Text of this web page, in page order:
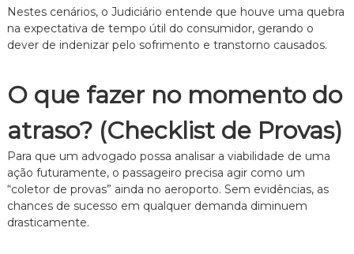
Nestes cenários, o Judiciário entende que houve uma quebra
na expectativa de tempo útil do consumidor, gerando o
dever de indenizar pelo sofrimento e transtorno causados.
O que fazer no momento do
atraso? (Checklist de Provas)
Para que um advogado possa analisar a viabilidade de uma
ação futuramente, o passageiro precisa agir como um
“coletor de provas” ainda no aeroporto. Sem evidências, as
chances de sucesso em qualquer demanda diminuem
drasticamente.